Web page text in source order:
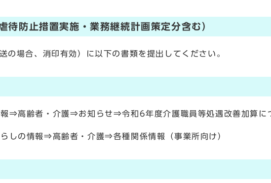
待防止措置実施・業務継続計画策定分含む）
の場合、消印有効）に以下の書類を提出してください。
⇒高齢者・介護⇒お知らせ⇒令和6年度介護職員等処遇改善加算に
しの情報⇒高齢者・介護⇒各種関係情報（事業所向け）